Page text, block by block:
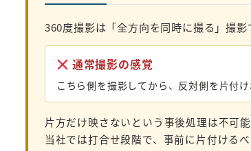
360度撮影は「全方向を同時に撮る」撮影
通常撮影の感覚
こちら側を撮影してから、反対側を片付
片方だけ映さないという事後処理は不可
当社では打合せ段階で、事前に片付ける